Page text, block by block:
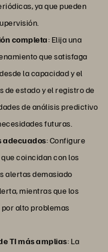
ya que pueden
completa: Elija una
que satisfaga
la capacidad y el
estado y el registro de
de análisis predictivo
futuras.
adecuados: Configure
coincidan con los
alertas demasiado
mientras que los
alto problemas
TI más amplias: La